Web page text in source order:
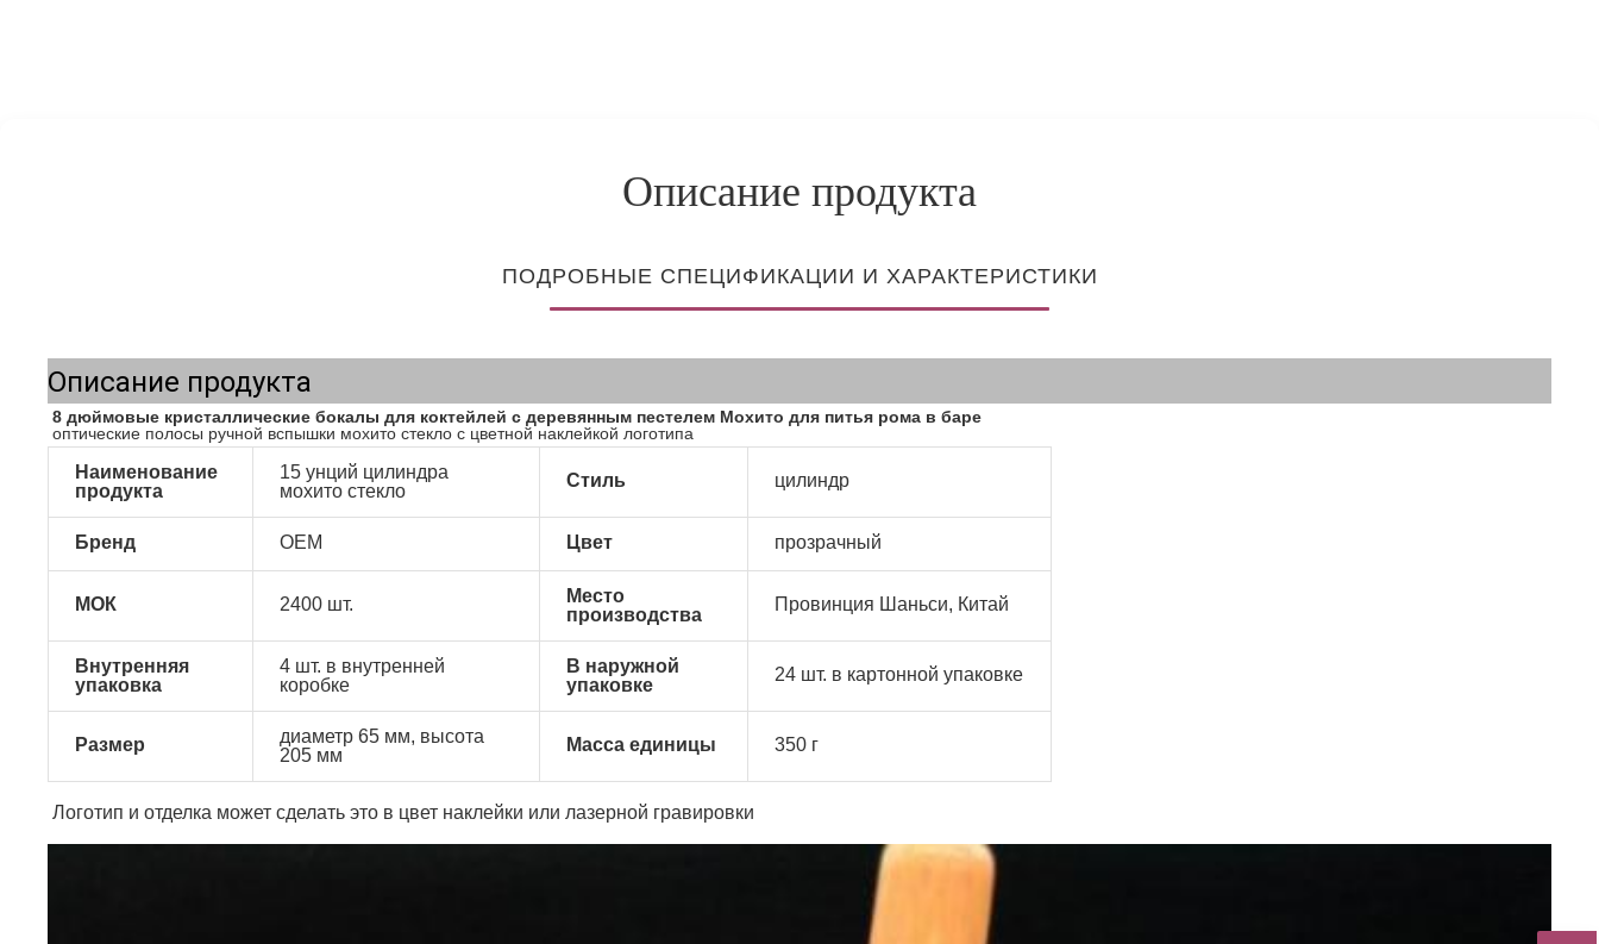
Описание продукта
ПОДРОБНЫЕ СПЕЦИФИКАЦИИ И ХАРАКТЕРИСТИКИ
Описание продукта
8 дюймовые кристаллические бокалы для коктейлей с деревянным пестелем Мохито для питья рома в баре
оптические полосы ручной вспышки мохито стекло с цветной наклейкой логотипа
Наименование
продукта
15 унций цилиндра
мохито стекло
Стиль цилиндр
Бренд OEM Цвет прозрачный
МОК 2400 шт.
Место
производства
Провинция Шаньси, Китай
Внутренняя
упаковка
4 шт. в внутренней
коробке
В наружной
упаковке
24 шт. в картонной упаковке
Размер
диаметр 65 мм, высота
205 мм
Масса единицы 350 г
Логотип и отделка может сделать это в цвет наклейки или лазерной гравировки